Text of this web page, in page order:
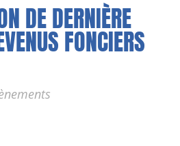
DE DERNIÈRE
FONCIERS